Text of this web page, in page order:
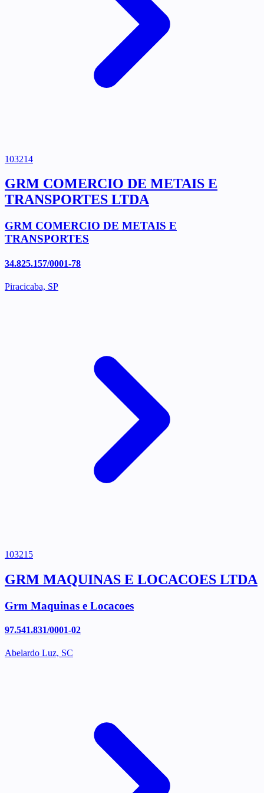
103214
GRM COMERCIO DE METAIS E
TRANSPORTES LTDA
GRM COMERCIO DE METAIS E
TRANSPORTES
34.825.157/0001-78
Piracicaba, SP
103215
GRM MAQUINAS E LOCACOES LTDA
Grm Maquinas e Locacoes
97.541.831/0001-02
Abelardo Luz, SC